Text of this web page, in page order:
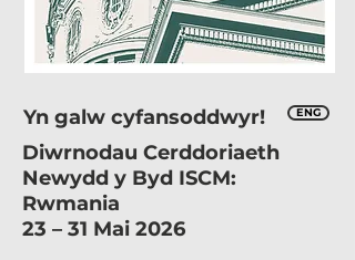
Yn galw cyfansoddwyr! ENG
Diwrnodau Cerddoriaeth
Newydd y Byd ISCM:
Rwmania
23 – 31 Mai 2026